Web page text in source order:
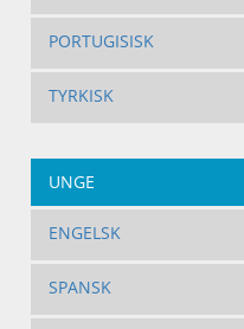
PORTUGISISK
TYRKISK
UNGE
ENGELSK
SPANSK